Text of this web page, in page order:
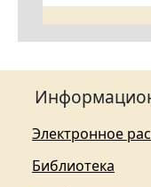
Электронное
Библиотека